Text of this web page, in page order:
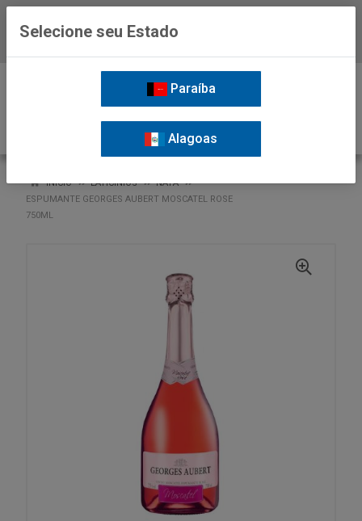
INÍCIO LATICINIOS
NATA
ESPUMANTE GEORGES AUBERT MOSCATEL ROSE
750ML
Selecione seu Estado
Paraíba
Alagoas